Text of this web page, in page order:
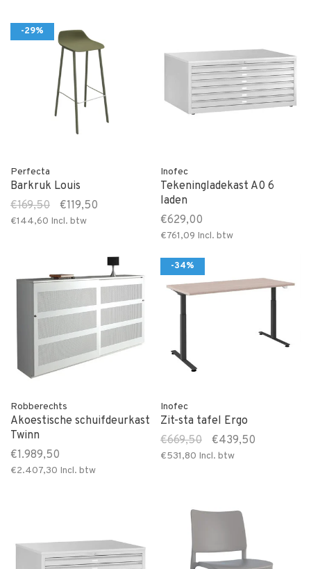
-29%
Perfecta
Barkruk Louis
€169,50
€119,50
€144,60 Incl. btw
Inofec
Tekeningladekast A0 6
laden
€629,00
€761,09 Incl. btw
Robberechts
Akoestische schuifdeurkast
Twinn
€1.989,50
€2.407,30 Incl. btw
-34%
Inofec
Zit-sta tafel Ergo
€669,50
€439,50
€531,80 Incl. btw